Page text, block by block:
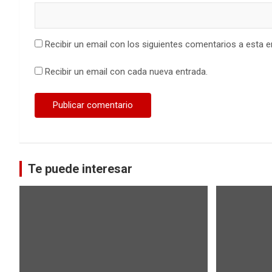
Recibir un email con los siguientes comentarios a esta
Recibir un email con cada nueva entrada.
Te puede interesar